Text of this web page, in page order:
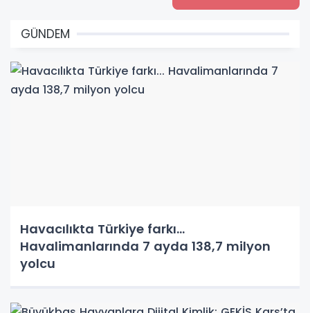
GÜNDEM
Havacılıkta Türkiye farkı...
Havalimanlarında 7 ayda 138,7 milyon
yolcu